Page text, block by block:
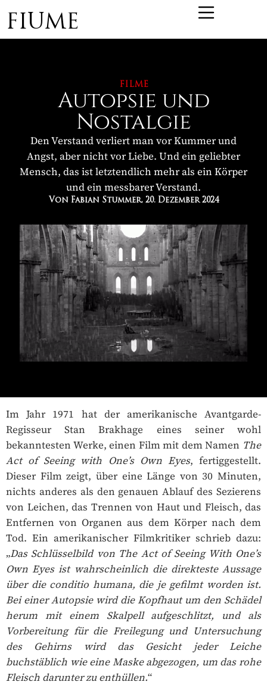
FIUME
FILME
Autopsie und
Nostalgie
Den Verstand verliert man vor Kummer und
Angst, aber nicht vor Liebe. Und ein geliebter
Mensch, das ist letztendlich mehr als ein Körper
und ein messbarer Verstand.
Von Fabian Stummer, 20. Dezember 2024
Im Jahr 1971 hat der amerikanische Avantgarde-
Regisseur Stan Brakhage eines seiner wohl
bekanntesten Werke, einen Film mit dem Namen The
Act of Seeing with One’s Own Eyes, fertiggestellt.
Dieser Film zeigt, über eine Länge von 30 Minuten,
nichts anderes als den genauen Ablauf des Sezierens
von Leichen, das Trennen von Haut und Fleisch, das
Entfernen von Organen aus dem Körper nach dem
Tod. Ein amerikanischer Filmkritiker schrieb dazu:
„Das Schlüsselbild von The Act of Seeing With One’s
Own Eyes ist wahrscheinlich die direkteste Aussage
über die conditio humana, die je gefilmt worden ist.
Bei einer Autopsie wird die Kopfhaut um den Schädel
herum mit einem Skalpell aufgeschlitzt, und als
Vorbereitung für die Freilegung und Untersuchung
des Gehirns wird das Gesicht jeder Leiche
buchstäblich wie eine Maske abgezogen, um das rohe
Fleisch darunter zu enthüllen.“